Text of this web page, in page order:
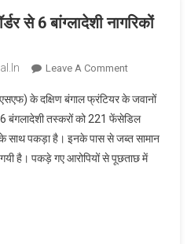
से 6 बांग्लादेशी नागरिकों
Leave A CommentOn
ने
भारत-
बांग्लादेश बॉर्डर
से
के दक्षिण बंगाल फ्रंटियर के जवानों
बंगलादेशी तस्करों को 221 फेंसेडिल
पकड़ा है। इनके पास से जब्त सामान
है। पकड़े गए आरोपियों से पूछताछ में